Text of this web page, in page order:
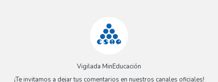
Vigilada MinEducación
¡Te invitamos a dejar tus comentarios en nuestros canales oficiales!